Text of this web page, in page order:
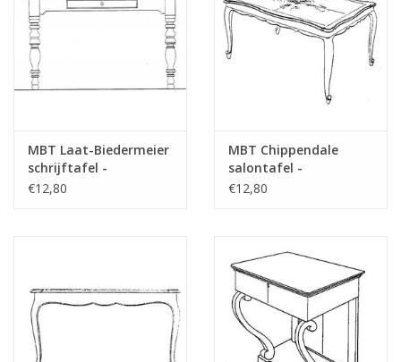
das Vorwort
Opmerkingen
MBT Laat-Biedermeier
schrijftafel -
Bouwtekening Schaal 1
€12,80
MBT Chippendale
salontafel -
Bouwtekening Schaal 1
€12,80